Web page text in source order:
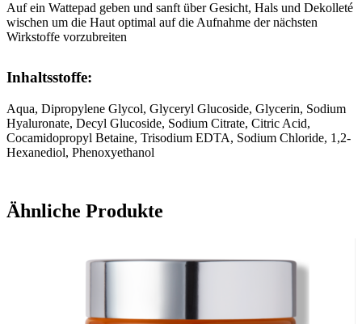
Auf ein Wattepad geben und sanft über Gesicht, Hals und Dekolleté
wischen um die Haut optimal auf die Aufnahme der nächsten
Wirkstoffe vorzubreiten
Inhaltsstoffe:
Aqua, Dipropylene Glycol, Glyceryl Glucoside, Glycerin, Sodium
Hyaluronate, Decyl Glucoside, Sodium Citrate, Citric Acid,
Cocamidopropyl Betaine, Trisodium EDTA, Sodium Chloride, 1,2-
Hexanediol, Phenoxyethanol
Ähnliche Produkte